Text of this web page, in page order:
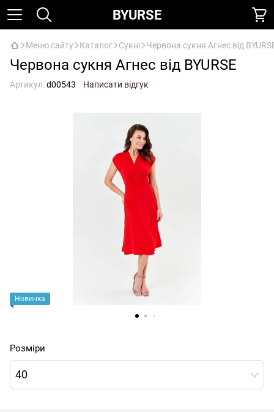
BYURSE
Меню сайту Каталог Сукні Червона сукня Агнес від
Червона сукня Агнес від BYURSE
Артикул:d00543 Написати відгук
Новинка
Розміри
40